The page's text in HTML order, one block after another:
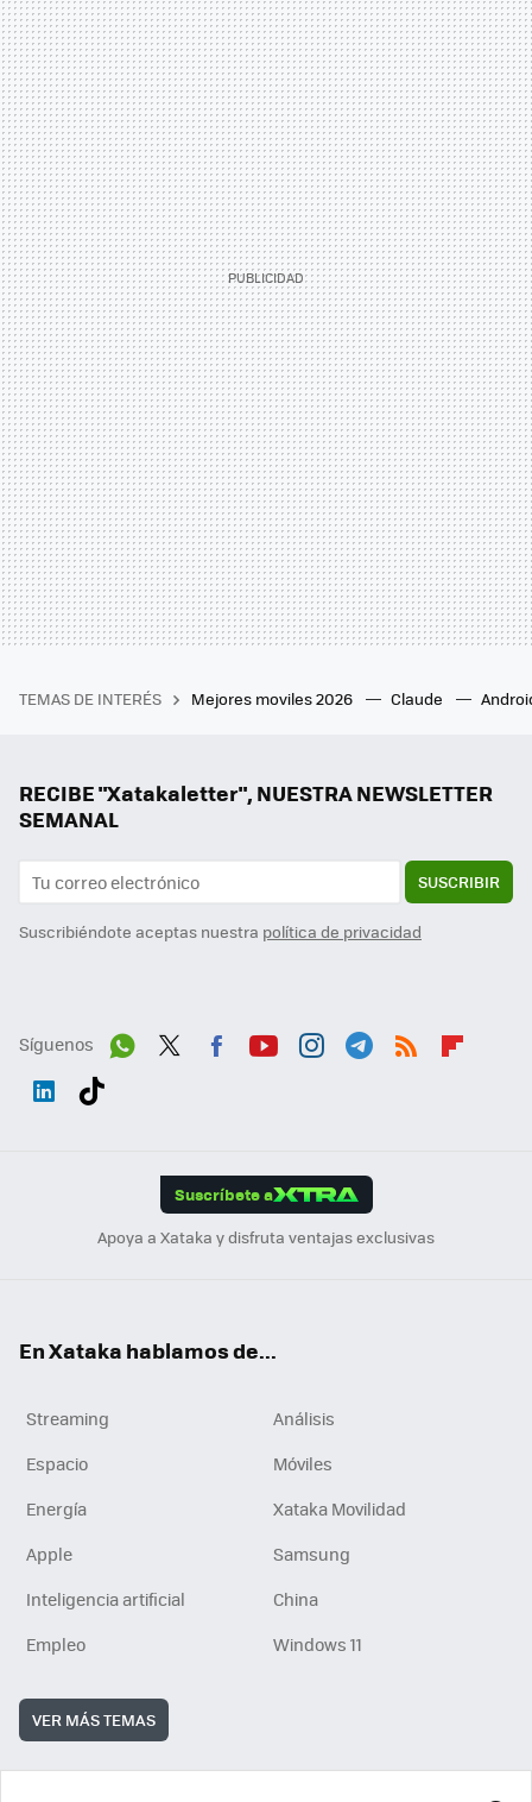
TEMAS DE INTERÉS Mejores moviles 2026 Claude
RECIBE "Xatakaletter", NUESTRA NEWSLETTER
SEMANAL
SUSCRIBIR
Suscribiéndote aceptas nuestra política de privacidad
Síguenos
Suscríbete a
Apoya a Xataka y disfruta ventajas exclusivas
En Xataka hablamos de...
Streaming
Análisis
Espacio
Móviles
Energía
Xataka Movilidad
Apple
Samsung
Inteligencia artificial
China
Empleo
Windows 11
VER MÁS TEMAS